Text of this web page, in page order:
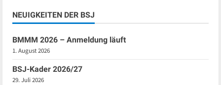
NEUIGKEITEN DER BSJ
BMMM 2026 – Anmeldung läuft
1. August 2026
BSJ-Kader 2026/27
29. Juli 2026